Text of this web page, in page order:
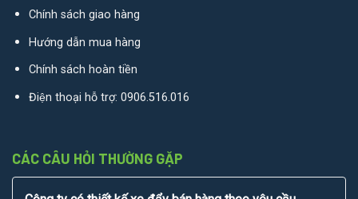
Chính sách giao hàng
Hướng dẫn mua hàng
Chính sách hoàn tiền
Điện thoại hỗ trợ: 0906.516.016
CÁC CÂU HỎI THƯỜNG GẶP